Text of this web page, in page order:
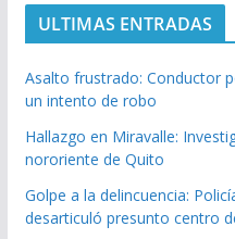
ULTIMAS ENTRADAS
Asalto frustrado: Conductor
un intento de robo
Hallazgo en Miravalle:
nororiente de Quito
Golpe a la delincuencia:
desarticuló presunto centro